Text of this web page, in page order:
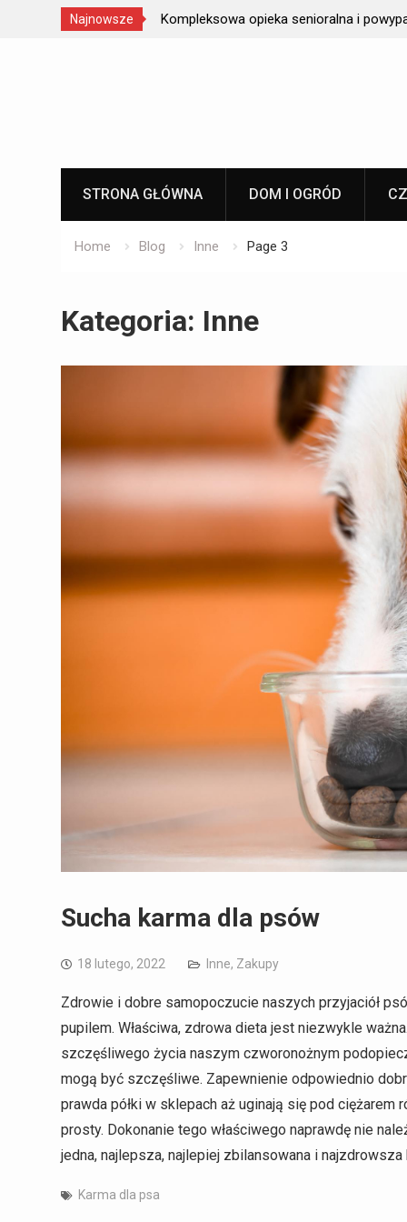
Najnowsze
i powypadkowa
Forma ma znaczenie: dlaczego
STRONA GŁÓWNA DOM I OGRÓD
Home Blog Inne Page 3
Kategoria: Inne
Sucha karma dla psów
18 lutego, 2022 Inne, Zakupy
Zdrowie i dobre samopoczucie naszych przyjaciół
pupilem. Właściwa, zdrowa dieta jest niezwykle
szczęśliwego życia naszym czworonożnym
mogą być szczęśliwe. Zapewnienie odpowiednio
prawda półki w sklepach aż uginają się pod
prosty. Dokonanie tego właściwego naprawdę nie
jedna, najlepsza, najlepiej zbilansowana i najzdrowsza
Karma dla psa